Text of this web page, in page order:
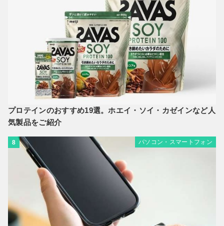
プロテインのおすすめ19選。ホエイ・ソイ・カゼインなど人
気製品をご紹介
8 パソコン・スマートフォン